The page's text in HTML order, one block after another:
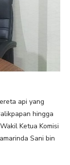
api yang
hingga
Ketua Komisi
Sani bin